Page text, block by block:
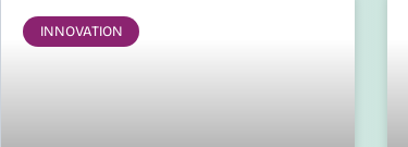
INNOVATION